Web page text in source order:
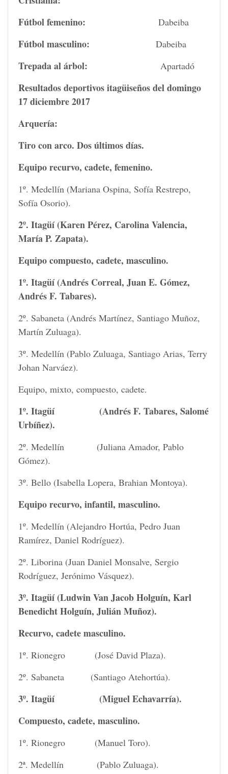
Fútbol femenino: Dabeiba
Fútbol masculino: Dabeiba
Trepada al árbol: Apartadó
Resultados deportivos itagüiseños del domingo
17 diciembre 2017
Arquería:
Tiro con arco. Dos últimos días.
Equipo recurvo, cadete, femenino.
1º. Medellín (Mariana Ospina, Sofía Restrepo,
Sofía Osorio).
2º. Itagüí (Karen Pérez, Carolina Valencia,
María P. Zapata).
Equipo compuesto, cadete, masculino.
1º. Itagüí (Andrés Correal, Juan E. Gómez,
Andrés F. Tabares).
2º. Sabaneta (Andrés Martínez, Santiago Muñoz,
Martín Zuluaga).
3º. Medellín (Pablo Zuluaga, Santiago Arias, Terry
Johan Narváez).
Equipo, mixto, compuesto, cadete.
1º. Itagüí (Andrés F. Tabares, Salomé
Urbíñez).
2º. Medellín (Juliana Amador, Pablo
Gómez).
3º. Bello (Isabella Lopera, Brahian Montoya).
Equipo recurvo, infantil, masculino.
1º. Medellín (Alejandro Hortúa, Pedro Juan
Ramírez, Daniel Rodríguez).
2º. Liborina (Juan Daniel Monsalve, Sergio
Rodríguez, Jerónimo Vásquez).
3º. Itagüí (Ludwin Van Jacob Holguín, Karl
Benedicht Holguín, Julián Muñoz).
Recurvo, cadete masculino.
1º. Rionegro (José David Plaza).
2º. Sabaneta (Santiago Atehortúa).
3º. Itagüí (Miguel Echavarría).
Compuesto, cadete, masculino.
1º. Rionegro (Manuel Toro).
2ª. Medellín (Pablo Zuluaga).